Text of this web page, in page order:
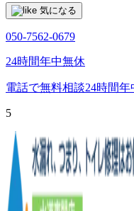
気になる
050-7562-0679
24時間年中無休
電話で無料相談24時間年
5